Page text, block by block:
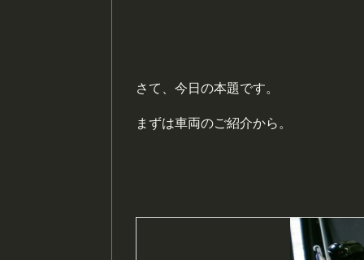
さて、今日の本題です。
まずは車両のご紹介から。